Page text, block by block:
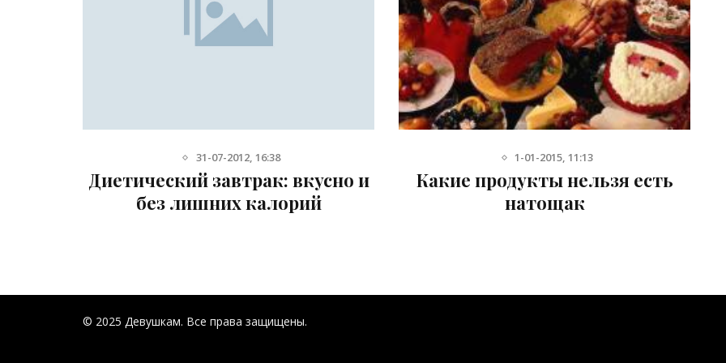
31-07-2012, 16:38
Диетический завтрак: вкусно и
без лишних калорий
1-01-2015, 11:13
Какие продукты нельзя есть
натощак
© 2025 Девушкам. Все права защищены.